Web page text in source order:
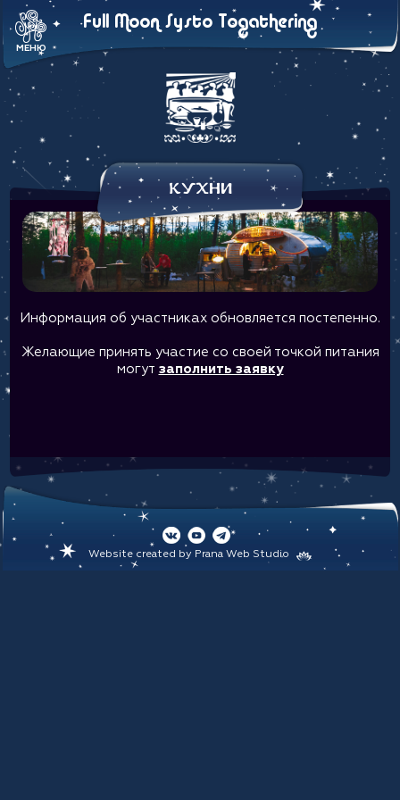
МЕНЮ
Full Moon Systo Togathering
Кухни
Информация об участниках обновляется постепенно.
Желающие принять участие со своей точкой питания
могут заполнить заявку
Website created by Prana Web Studio